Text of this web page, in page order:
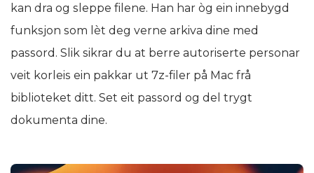
kan dra og sleppe filene. Han har òg ein innebygd
funksjon som lèt deg verne arkiva dine med
passord. Slik sikrar du at berre autoriserte personar
veit korleis ein pakkar ut 7z-filer på Mac frå
biblioteket ditt. Set eit passord og del trygt
dokumenta dine.